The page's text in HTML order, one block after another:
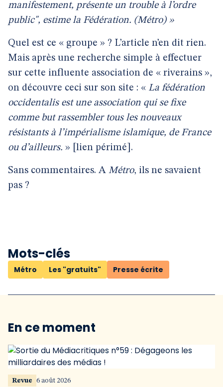
manifestement, présente un trouble à l’ordre
public", estime la Fédération. (Métro) »
Quel est ce « groupe » ? L’article n’en dit rien.
Mais après une recherche simple à effectuer
sur cette influente association de « riverains »,
on découvre ceci sur son site : « La fédération
occidentalis est une association qui se fixe
comme but rassembler tous les nouveaux
résistants à l’impérialisme islamique, de France
ou d’ailleurs. » [lien périmé].
Sans commentaires. A Métro, ils ne savaient
pas ?
Mots-clés
Métro Les "gratuits" Presse écrite
En ce moment
Revue 6 août 2026